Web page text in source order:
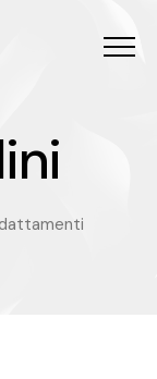
ini